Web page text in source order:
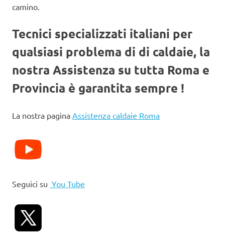
camino.
Tecnici specializzati italiani per
qualsiasi problema di di caldaie, la
nostra Assistenza su tutta Roma e
Provincia è garantita sempre !
La nostra pagina Assistenza caldaie Roma
Seguici su You Tube